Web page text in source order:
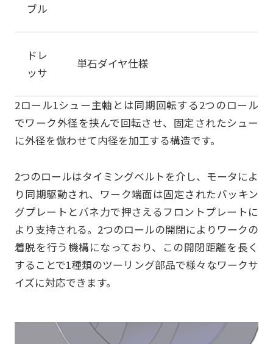
ブル
ドレ
ッサ
単石ダイヤ仕様
2ロール1シュー主軸とは同期回転する2つのロール
でワーク外径を挟んで回転させ、固定されたシュー
に外径を倣わせて内径を加工する構造です。
2つのロールはタイミングベルトを介し、モータによ
り同期駆動され、ワーク端面は固定されたバッキン
グプレートとバネ力で押さえるフロントプレートに
より支持される。2つのロールの開閉によりワークの
着脱を行う機構になっており、この開閉距離を長く
することで1種類のツーリング部品で様々なワークサ
イズに対応できます。